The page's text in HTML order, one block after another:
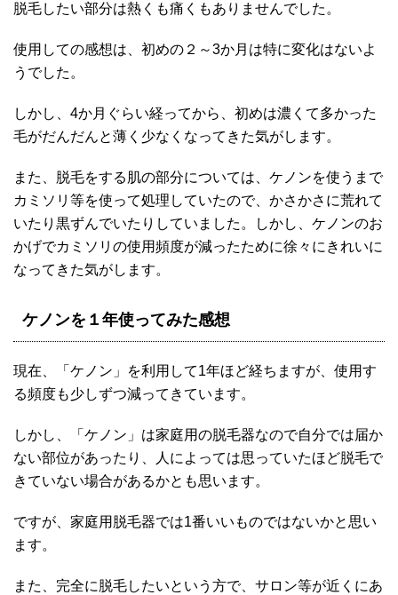
脱毛したい部分は熱くも痛くもありませんでした。
使用しての感想は、初めの２～3か月は特に変化はないよ
うでした。
しかし、4か月ぐらい経ってから、初めは濃くて多かった
毛がだんだんと薄く少なくなってきた気がします。
また、脱毛をする肌の部分については、ケノンを使うまで
カミソリ等を使って処理していたので、かさかさに荒れて
いたり黒ずんでいたりしていました。しかし、ケノンのお
かげでカミソリの使用頻度が減ったために徐々にきれいに
なってきた気がします。
ケノンを１年使ってみた感想
現在、「ケノン」を利用して1年ほど経ちますが、使用す
る頻度も少しずつ減ってきています。
しかし、「ケノン」は家庭用の脱毛器なので自分では届か
ない部位があったり、人によっては思っていたほど脱毛で
きていない場合があるかとも思います。
ですが、家庭用脱毛器では1番いいものではないかと思い
ます。
また、完全に脱毛したいという方で、サロン等が近くにあ